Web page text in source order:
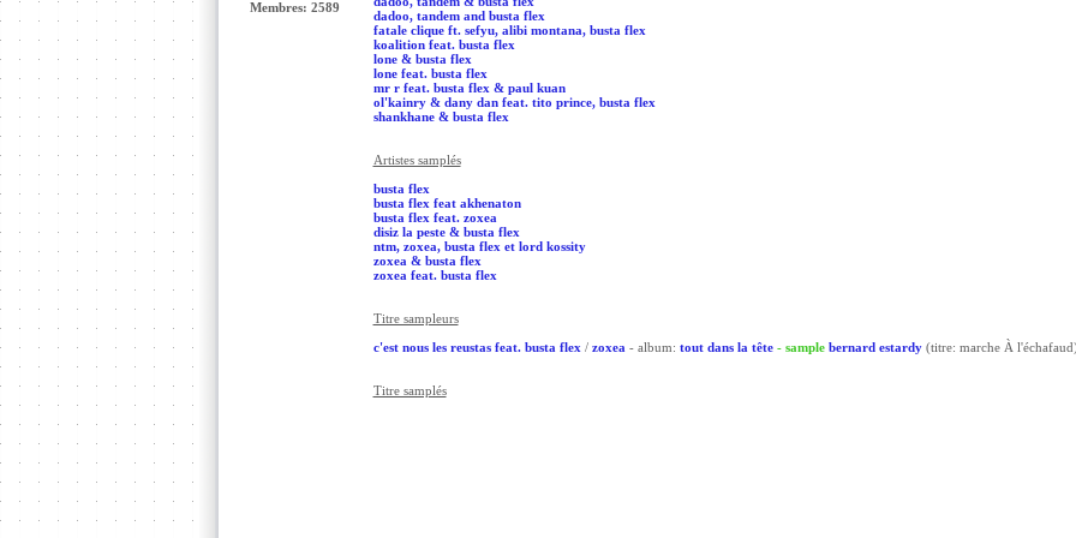
Membres: 2589
dadoo, tandem and busta flex
fatale clique ft. sefyu, alibi montana, busta flex
koalition feat. busta flex
lone & busta flex
lone feat. busta flex
mr r feat. busta flex & paul kuan
ol'kainry & dany dan feat. tito prince, busta flex
shankhane & busta flex
Artistes samplés
busta flex
busta flex feat akhenaton
busta flex feat. zoxea
disiz la peste & busta flex
ntm, zoxea, busta flex et lord kossity
zoxea & busta flex
zoxea feat. busta flex
Titre sampleurs
c'est nous les reustas feat. busta flex / zoxea - album: tout dans la tête - sample bernard estardy(titre: marche À
Titre samplés